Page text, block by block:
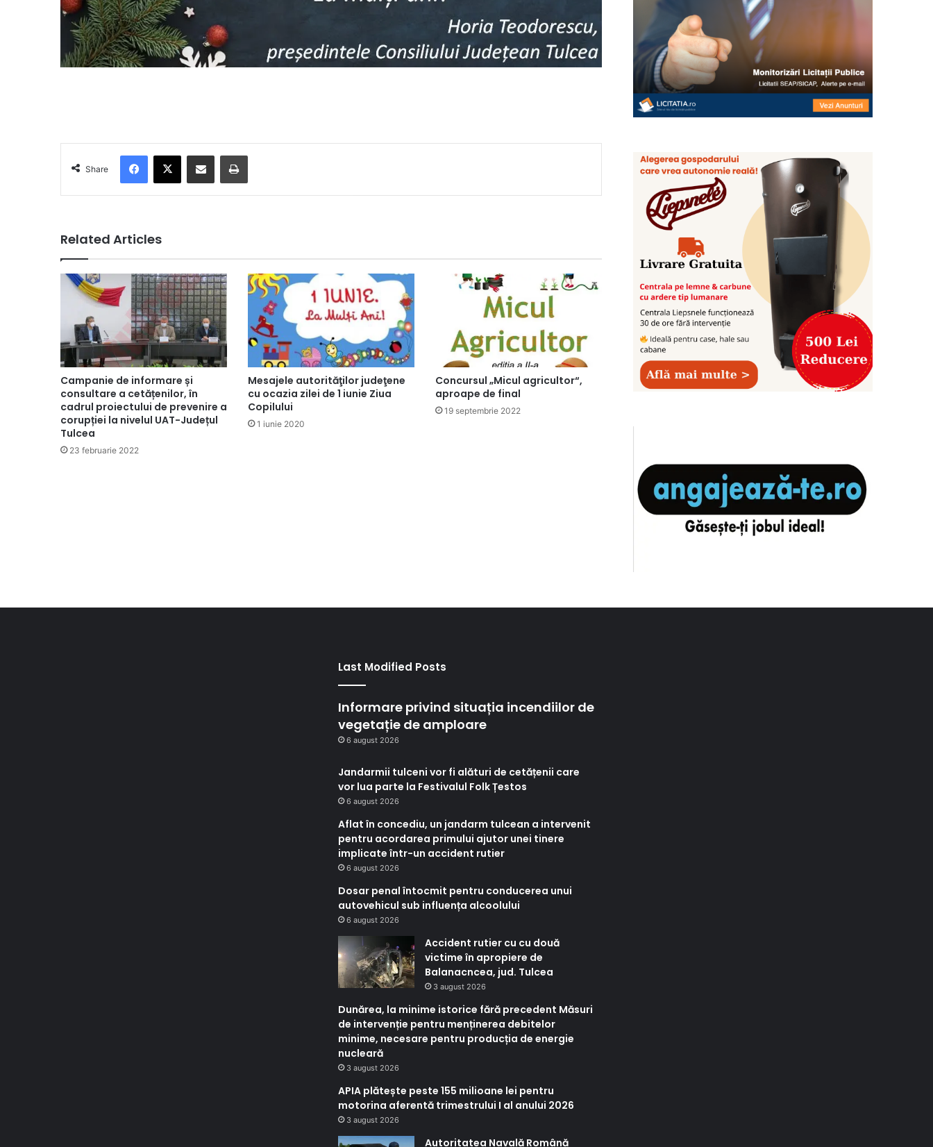
Share
Related Articles
Campanie de informare și
consultare a cetățenilor, în
cadrul proiectului de prevenire a
corupției la nivelul UAT-Județul
Tulcea
23 februarie 2022
Mesajele autorităţilor judeţene
cu ocazia zilei de 1 iunie Ziua
Copilului
1 iunie 2020
Concursul „Micul agricultor“,
aproape de final
19 septembrie 2022
Last Modified Posts
Informare privind situația incendiilor de
vegetație de amploare
6 august 2026
Jandarmii tulceni vor fi alături de cetățenii care
vor lua parte la Festivalul Folk Țestos
6 august 2026
Aflat în concediu, un jandarm tulcean a intervenit
pentru acordarea primului ajutor unei tinere
implicate într-un accident rutier
6 august 2026
Dosar penal întocmit pentru conducerea unui
autovehicul sub influența alcoolului
6 august 2026
Accident rutier cu cu două
victime în apropiere de
Balanacncea, jud. Tulcea
3 august 2026
Dunărea, la minime istorice fără precedent Măsuri
de intervenție pentru menținerea debitelor
minime, necesare pentru producția de energie
nucleară
3 august 2026
APIA plătește peste 155 milioane lei pentru
motorina aferentă trimestrului I al anului 2026
3 august 2026
Autoritatea Navală Română